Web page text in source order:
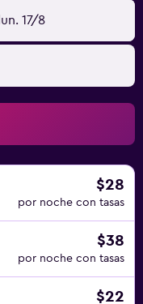
lun. 17/8
$28
por noche con tasas
$38
por noche con tasas
$22